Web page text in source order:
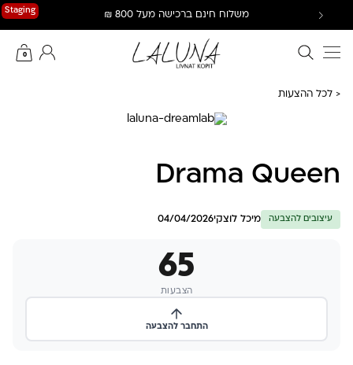
Staging משלוח חינם ברכישה מעל 800 ₪
חיפוש באתר
0
החשבון שלי
< לכל ההצעות
Drama Queen
עיצובים להצבעה מיכל לוצקי04/04/2026
65
הצבעות
התחבר להצבעה